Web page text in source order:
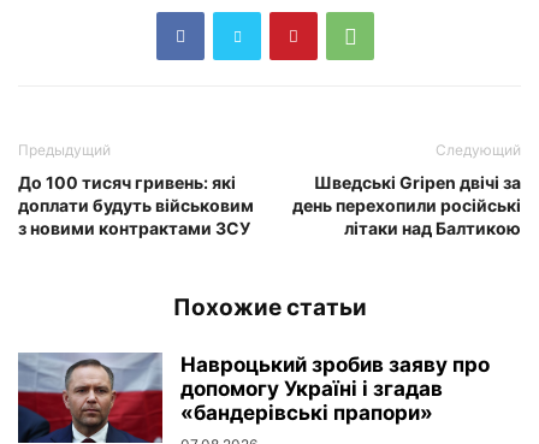
Предыдущий
До 100 тисяч гривень: які
доплати будуть військовим
з новими контрактами ЗСУ
Следующий
Шведські Gripen двічі за
день перехопили російські
літаки над Балтикою
Похожие статьи
Навроцький зробив заяву про
допомогу Україні і згадав
«бандерівські прапори»